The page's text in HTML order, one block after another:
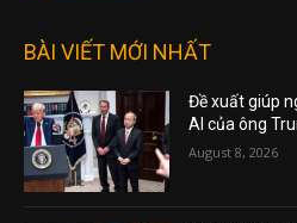
BÀI VIẾT MỚI NHẤT
Đề xuất giúp
AI của ông
August 8, 2026